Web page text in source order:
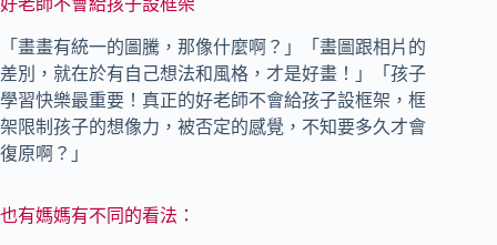
「畫畫有統一的圖騰，那像什麼啊？」「畫圖跟相片的
差別，就在於有自己想法和風格，才是好畫！」「孩子
學習快樂最重要！真正的好老師不會給孩子設框架，框
架限制孩子的想像力，被否定的感覺，不知要多久才會
復原啊？」
也有媽媽有不同的看法：